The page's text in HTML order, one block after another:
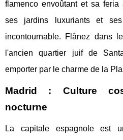
flamenco envoûtant et sa feria
ses jardins luxuriants et
incontournable. Flânez dans
l'ancien quartier juif de
emporter par le charme de la
Madrid : Culture
nocturne
La capitale espagnole est